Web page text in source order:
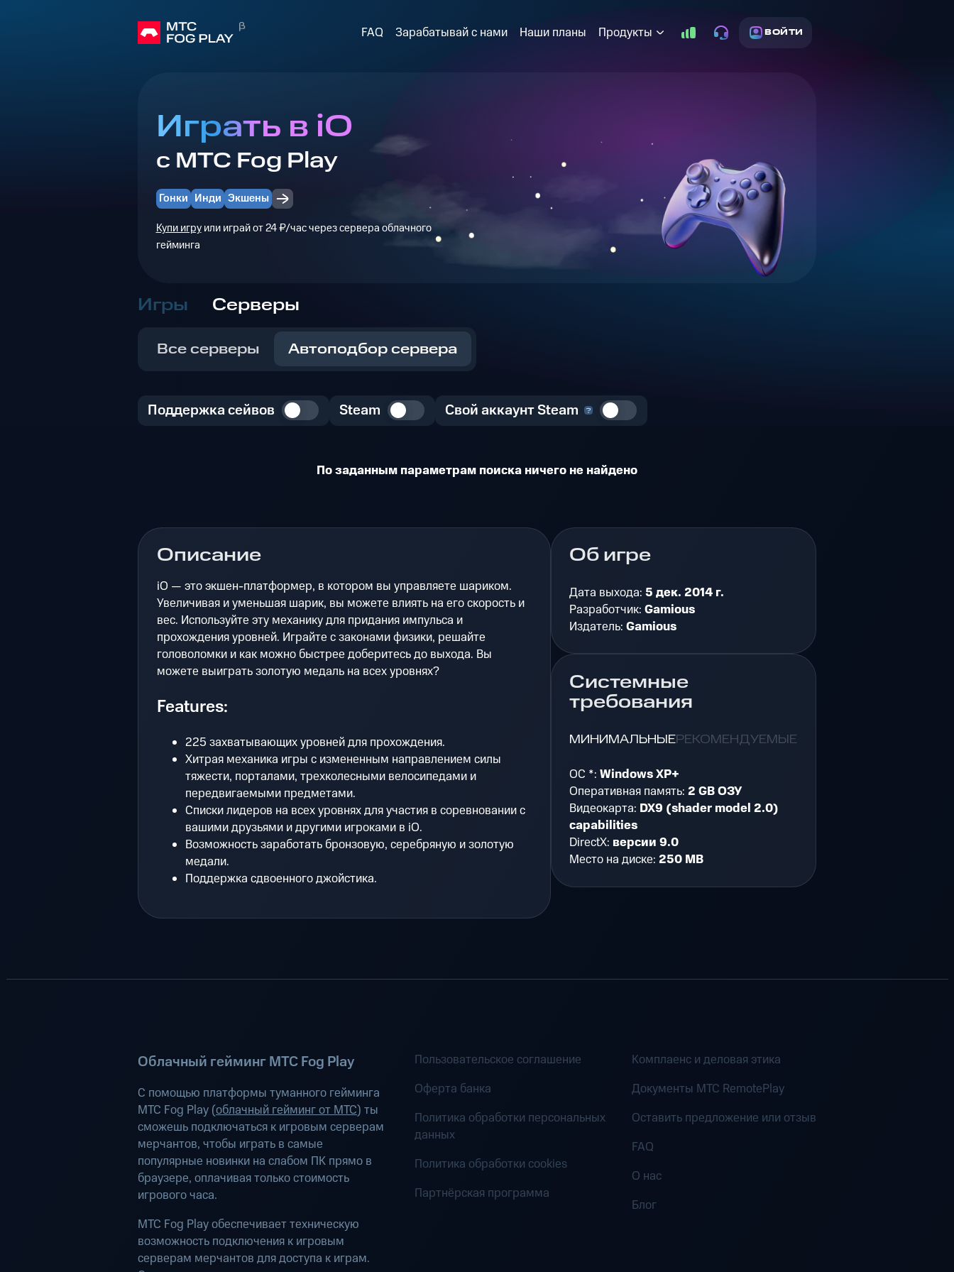
FAQ Зарабатывай с нами Наши планы Продукты ВОЙТИ
Играть в iO
с МТС Fog Play
Гонки Инди Экшены
Купи игруили играй от 24 ₽/час через сервера облачного
гейминга
Игры Серверы
Все серверы Автоподбор сервера
Поддержка сейвов Steam Свой аккаунт Steam
По заданным параметрам поиска ничего не найдено
Описание
iO — это экшен-платформер, в котором вы управляете шариком.
Увеличивая и уменьшая шарик, вы можете влиять на его скорость и
вес. Используйте эту механику для придания импульса и
прохождения уровней. Играйте с законами физики, решайте
головоломки и как можно быстрее доберитесь до выхода. Вы
можете выиграть золотую медаль на всех уровнях?
Features:
225 захватывающих уровней для прохождения.
Хитрая механика игры с измененным направлением силы
тяжести, порталами, трехколесными велосипедами и
передвигаемыми предметами.
Списки лидеров на всех уровнях для участия в соревновании с
вашими друзьями и другими игроками в iO.
Возможность заработать бронзовую, серебряную и золотую
медали.
Поддержка сдвоенного джойстика.
Об игре
Дата выхода:5 дек. 2014 г.
Разработчик:Gamious
Издатель:Gamious
Системные
требования
МИНИМАЛЬНЫЕРЕКОМЕНДУЕМЫЕ
ОС *:Windows XP+
Оперативная память:2 GB ОЗУ
Видеокарта: DX9 (shader model 2.0)
capabilities
DirectX: версии 9.0
Место на диске:250 MB
Облачный гейминг МТС Fog Play
С помощью платформы туманного гейминга
МТС Fog Play (облачный гейминг от МТС) ты
сможешь подключаться к игровым серверам
мерчантов, чтобы играть в самые
популярные новинки на слабом ПК прямо в
браузере, оплачивая только стоимость
игрового часа.
МТС Fog Play обеспечивает техническую
возможность подключения к игровым
серверам мерчантов для доступа к играм.
Пользовательское соглашение
Оферта банка
Политика обработки персональных
данных
Политика обработки cookies
Партнёрская программа
Комплаенс и деловая этика
Документы MTC RemotePlay
Оставить предложение или отзыв
FAQ
О нас
Блог